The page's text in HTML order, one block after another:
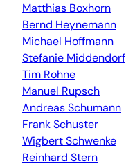
Matthias Boxhorn
Bernd Heynemann
Michael Hoffmann
Stefanie Middendorf
Tim Rohne
Manuel Rupsch
Andreas Schumann
Frank Schuster
Wigbert Schwenke
Reinhard Stern